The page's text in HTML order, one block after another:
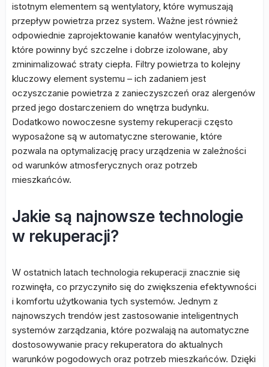
istotnym elementem są wentylatory, które wymuszają
przepływ powietrza przez system. Ważne jest również
odpowiednie zaprojektowanie kanałów wentylacyjnych,
które powinny być szczelne i dobrze izolowane, aby
zminimalizować straty ciepła. Filtry powietrza to kolejny
kluczowy element systemu – ich zadaniem jest
oczyszczanie powietrza z zanieczyszczeń oraz alergenów
przed jego dostarczeniem do wnętrza budynku.
Dodatkowo nowoczesne systemy rekuperacji często
wyposażone są w automatyczne sterowanie, które
pozwala na optymalizację pracy urządzenia w zależności
od warunków atmosferycznych oraz potrzeb
mieszkańców.
Jakie są najnowsze technologie
w rekuperacji?
W ostatnich latach technologia rekuperacji znacznie się
rozwinęła, co przyczyniło się do zwiększenia efektywności
i komfortu użytkowania tych systemów. Jednym z
najnowszych trendów jest zastosowanie inteligentnych
systemów zarządzania, które pozwalają na automatyczne
dostosowywanie pracy rekuperatora do aktualnych
warunków pogodowych oraz potrzeb mieszkańców. Dzięki